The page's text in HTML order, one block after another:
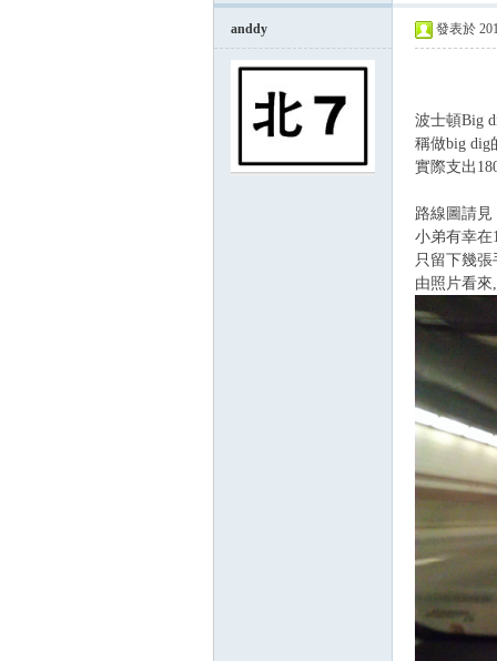
anddy 發表於
波士頓Big
稱做big dig
實際支出
路線圖請見
小弟有幸在
只留下幾
由照片看